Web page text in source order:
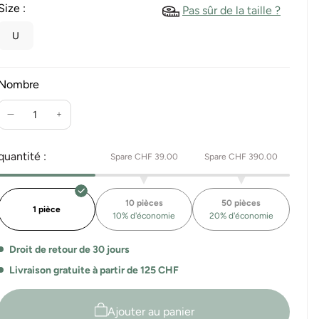
: Pas sûr de la taille ?
U
Réduire
quantité
pour
Geelee
Beach
Poncho
Kids
Augmente
Geelee
Beach
Poncho
Kids
: Spare CHF 39.00 Spare CHF 390.00
1 pièce
10 pièces
10% d'économie
50 pièces
20% d'économie
Droit de retour de 30 jours
Livraison gratuite à partir de 125 CHF
Ajouter au panier